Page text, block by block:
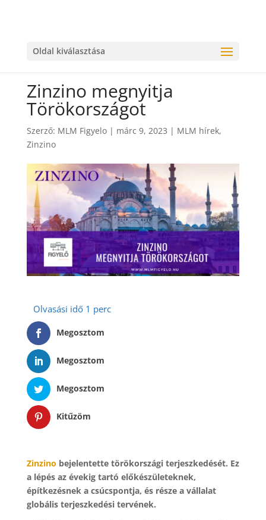
Oldal kiválasztása
Zinzino megnyitja
Törökországot
Szerző: MLM Figyelo| márc 9, 2023 | MLM hírek,
Zinzino
Megosztom
Megosztom
Megosztom
Kitűzöm
Zinzino bejelentette törökországi terjeszkedését. Ez
a lépés az évekig tartó előkészületeknek,
építkezésnek a csúcspontja, és része a vállalat
globális terjeszkedési tervének.